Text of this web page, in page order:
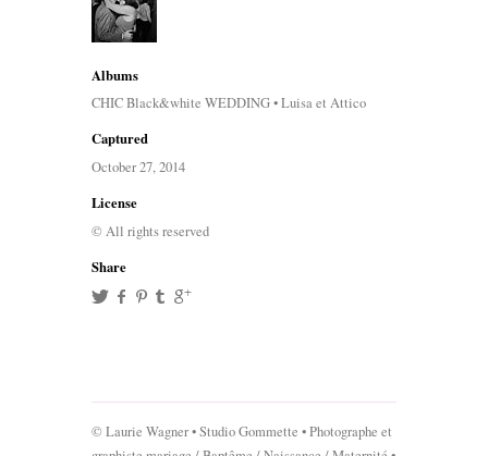
Albums
CHIC Black&white WEDDING • Luisa et Attico
Captured
October 27, 2014
License
© All rights reserved
Share
© Laurie Wagner • Studio Gommette • Photographe et